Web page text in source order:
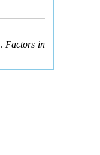
Factors in